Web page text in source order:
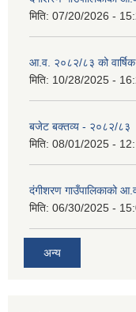
मिति: 07/20/2026 -
आ.व. २०८२/८३ को वार्षिक
मिति: 10/28/2025 -
बजेट बक्तव्य - २०८२/८३
मिति: 08/01/2025 -
दंगीशरण गाउँपालिकाको
मिति: 06/30/2025 -
अन्य